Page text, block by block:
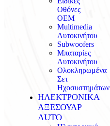
Οθόνες
OEM
Multimedia
Αυτοκινήτου
Subwoofers
Μπαταρίες
Αυτοκινήτου
Ολοκληρωμένα
Σετ
Ηχοσυστημάτων
ΗΛΕΚΤΡΟΝΙΚΑ
ΑΞΕΣΟΥΑΡ
AUTO